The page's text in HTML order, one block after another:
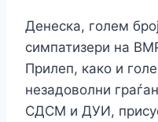
Денеска, голем
симпатизери на
Прилеп, како и
незадоволни
СДСМ и ДУИ,